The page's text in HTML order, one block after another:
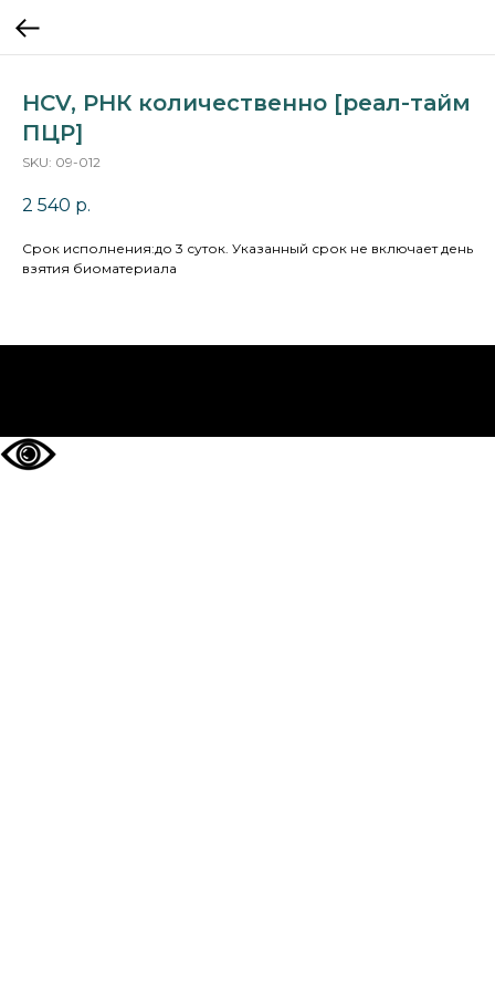
HCV, РНК количественно [реал-тайм
ПЦР]
SKU: 09-012
2 540 р.
Cрок исполнения:до 3 суток. Указанный срок не включает день
взятия биоматериала